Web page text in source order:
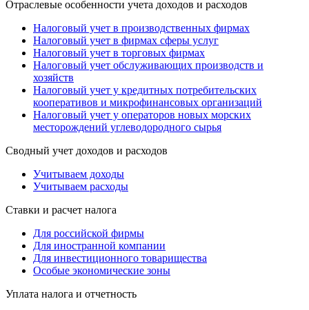
Отраслевые особенности учета доходов и расходов
Налоговый учет в производственных фирмах
Налоговый учет в фирмах сферы услуг
Налоговый учет в торговых фирмах
Налоговый учет обслуживающих производств и
хозяйств
Налоговый учет у кредитных потребительских
кооперативов и микрофинансовых организаций
Налоговый учет у операторов новых морских
месторождений углеводородного сырья
Сводный учет доходов и расходов
Учитываем доходы
Учитываем расходы
Ставки и расчет налога
Для российской фирмы
Для иностранной компании
Для инвестиционного товарищества
Особые экономические зоны
Уплата налога и отчетность